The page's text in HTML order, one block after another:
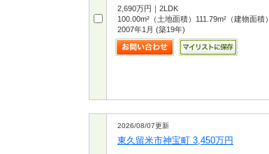
2,690万円｜2LDK
100.00m²（土地面積）111.79m²（建物面積）
2007年1月 (築19年)
2026/08/07更新
東久留米市神宝町 3,450万円